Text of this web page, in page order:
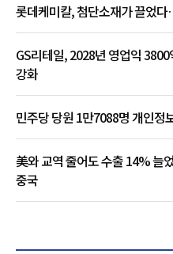
롯데케미칼, 첨단소재가 끌었
GS리테일, 2028년 영업익
강화
민주당 당원 1만7088명 개인
美와 교역 줄어도 수출 14% 늘
중국